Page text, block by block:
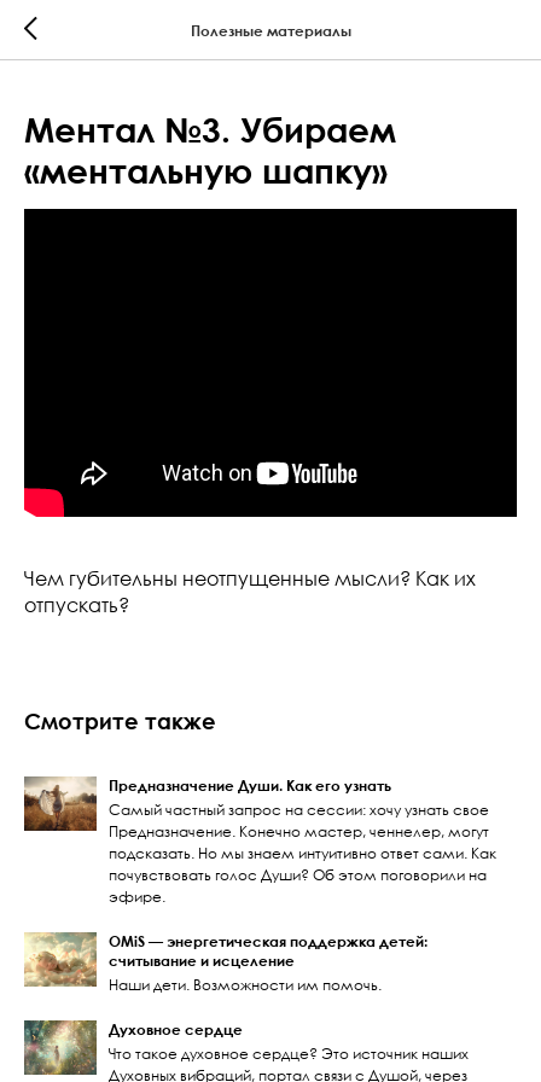
Полезные материалы
Ментал №3. Убираем
«ментальную шапку»
Чем губительны неотпущенные мысли? Как их
отпускать?
Смотрите также
Предназначение Души. Как его узнать
Самый частный запрос на сессии: хочу узнать свое
Предназначение. Конечно мастер, ченнелер, могут
подсказать. Но мы знаем интуитивно ответ сами. Как
почувствовать голос Души? Об этом поговорили на
эфире.
OMiS — энергетическая поддержка детей:
считывание и исцеление
Наши дети. Возможности им помочь.
Духовное сердце
Что такое духовное сердце? Это источник наших
Духовных вибраций, портал связи с Душой, через